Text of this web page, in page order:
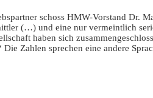
schoss HMW-Vorstand Dr.
(…) und eine nur vermeintlich
haben sich
Zahlen sprechen eine andere